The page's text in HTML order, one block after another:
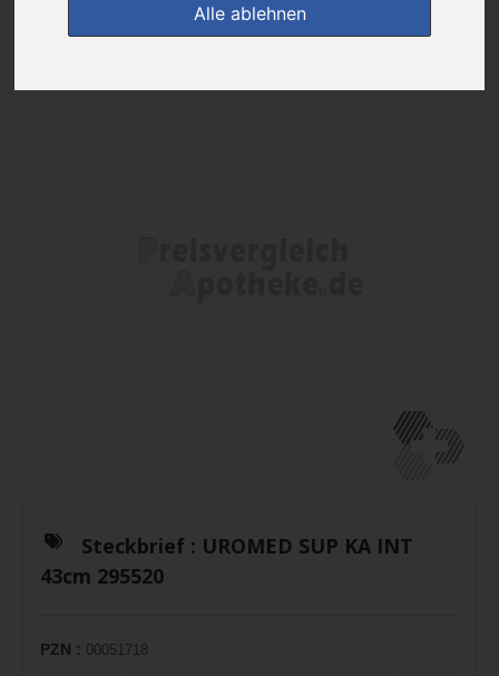
Alle ablehnen
zur Einkaufsliste
Steckbrief : UROMED SUP KA INT
43cm 295520
PZN : 00051718